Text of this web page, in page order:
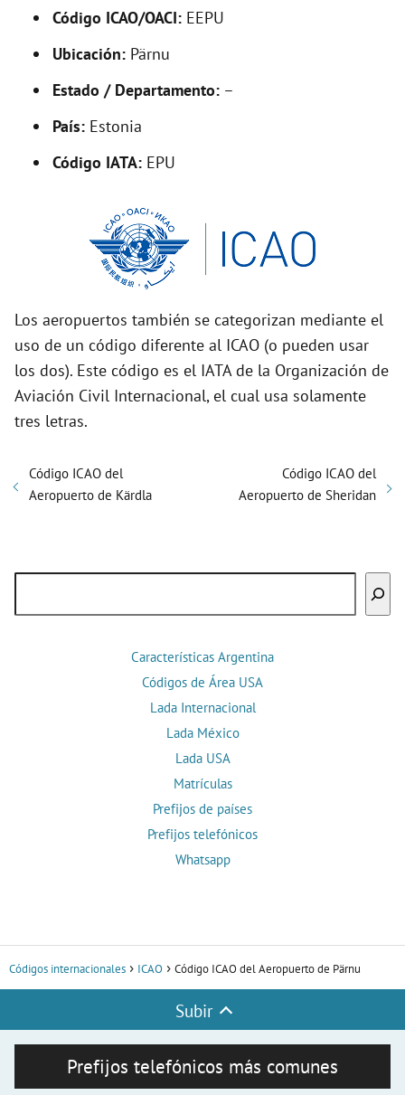
e
o
Código ICAO/OACI: EEPU
Ubicación: Pärnu
Estado / Departamento: –
País: Estonia
Código IATA: EPU
Los aeropuertos también se categorizan mediante el
uso de un código diferente al ICAO (o pueden usar
los dos). Este código es el IATA de la Organización de
Aviación Civil Internacional, el cual usa solamente
tres letras.
Código ICAO del
Aeropuerto de Kärdla
Código ICAO del
Aeropuerto de Sheridan
Características Argentina
Códigos de Área USA
Lada Internacional
Lada México
Lada USA
Matrículas
Prefijos de países
Prefijos telefónicos
Whatsapp
Códigos internacionales ICAO Código ICAO del Aeropuerto de Pärnu
Subir
Prefijos telefónicos más comunes